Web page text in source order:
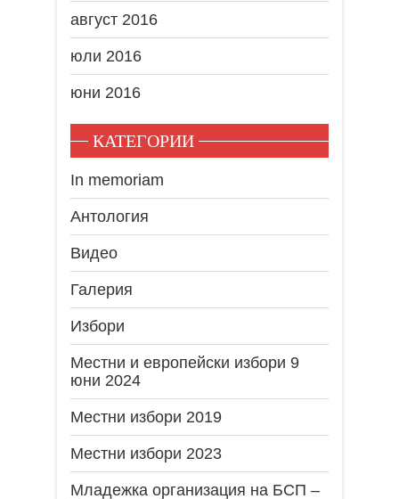
август 2016
юли 2016
юни 2016
КАТЕГОРИИ
In memoriam
Антология
Видео
Галерия
Избори
Местни и европейски избори 9
юни 2024
Местни избори 2019
Местни избори 2023
Младежка организация на БСП –